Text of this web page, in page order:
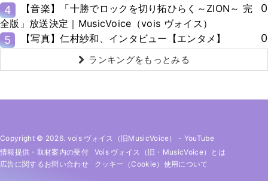
4
【音楽】「十勝でロックを切り拓ひらく～ZION～ 完
全版」放送決定｜MusicVoice（vois ヴォイス）
0
5 【写真】仁村紗和、インタビュー【エンタメ】 0
ランキングをもっとみる
Copyright © 2026. vois ヴォイス（旧MusicVoice） - YouTube
情報提供・取材案内の受付
Vois ヴォイス（旧・MusicVoice）とは
広告に関するお問い合わせ
クッキー（cookie）使用について